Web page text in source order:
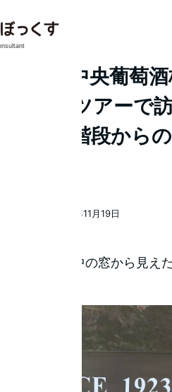
イン（中央葡萄
ワインツアーで
リアと階段から
2017年11月19日
）
段を登る途中の窓から見え